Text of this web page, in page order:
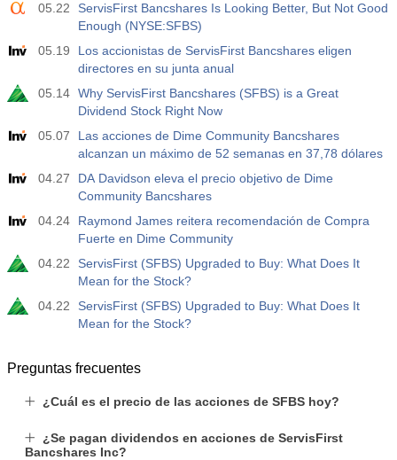
05.22
ServisFirst Bancshares Is Looking Better, But Not Good
Enough (NYSE:SFBS)
05.19
Los accionistas de ServisFirst Bancshares eligen
directores en su junta anual
05.14 Why ServisFirst Bancshares (SFBS) is a Great
Dividend Stock Right Now
05.07
Las acciones de Dime Community Bancshares
alcanzan un máximo de 52 semanas en 37,78 dólares
04.27
DA Davidson eleva el precio objetivo de Dime
Community Bancshares
04.24
Raymond James reitera recomendación de Compra
Fuerte en Dime Community
04.22
ServisFirst (SFBS) Upgraded to Buy: What Does It
Mean for the Stock?
04.22
ServisFirst (SFBS) Upgraded to Buy: What Does It
Mean for the Stock?
Preguntas frecuentes
¿Cuál es el precio de las acciones de SFBS hoy?
¿Se pagan dividendos en acciones de ServisFirst
Bancshares Inc?